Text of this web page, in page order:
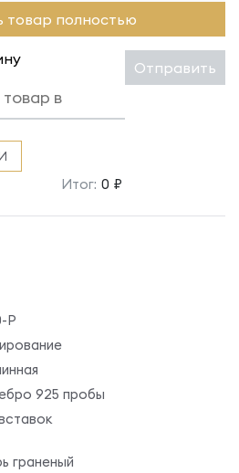
товар полностью
Отправить
Итог: 0 ₽
Р
925 пробы
граненый